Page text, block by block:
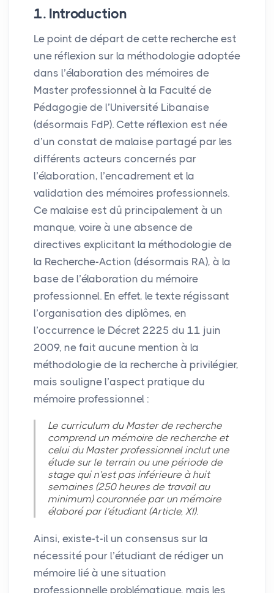
1. Introduction
Le point de départ de cette recherche est
une réflexion sur la méthodologie adoptée
dans l’élaboration des mémoires de
Master professionnel à la Faculté de
Pédagogie de l’Université Libanaise
(désormais FdP). Cette réflexion est née
d’un constat de malaise partagé par les
différents acteurs concernés par
l’élaboration, l’encadrement et la
validation des mémoires professionnels.
Ce malaise est dû principalement à un
manque, voire à une absence de
directives explicitant la méthodologie de
la Recherche-Action (désormais RA), à la
base de l’élaboration du mémoire
professionnel. En effet, le texte régissant
l’organisation des diplômes, en
l’occurrence le Décret 2225 du 11 juin
2009, ne fait aucune mention à la
méthodologie de la recherche à privilégier,
mais souligne l’aspect pratique du
mémoire professionnel :
Le curriculum du Master de recherche
comprend un mémoire de recherche et
celui du Master professionnel inclut une
étude sur le terrain ou une période de
stage qui n’est pas inférieure à huit
semaines (250 heures de travail au
minimum) couronnée par un mémoire
élaboré par l’étudiant (Article, XI).
Ainsi, existe-t-il un consensus sur la
nécessité pour l’étudiant de rédiger un
mémoire lié à une situation
professionnelle problématique, mais les